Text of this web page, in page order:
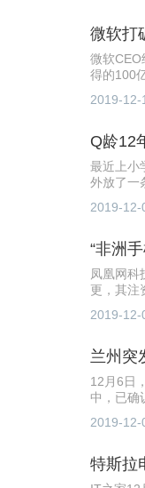
微软打
微软CEO
得的100
2019-12-
Q龄12
最近上小
外放了一
2019-12-
“非洲
凤凰网科
更，其注
2019-12-
兰州突
12月6日
中，已确
2019-12-
特斯拉